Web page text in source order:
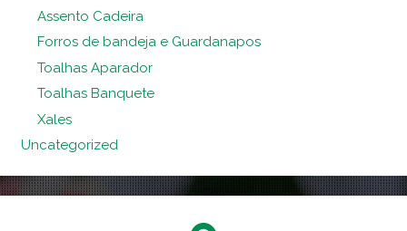
Assento Cadeira
Forros de bandeja e Guardanapos
Toalhas Aparador
Toalhas Banquete
Xales
Uncategorized